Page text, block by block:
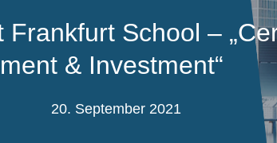
Frankfurt School –
& Investment“
20. September 2021